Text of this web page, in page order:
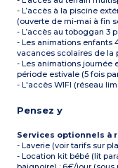
- L’accès à la piscine
(ouverte de mi-mai à fin
- L’accès au toboggan 3
- Les animations enfants
vacances scolaires de la
- Les animations journée
période estivale (5 fois
- L'accès WIFI (réseau
Pensez y
Services optionnels à
- Laverie (voir tarifs sur
- Location kit bébé (lit